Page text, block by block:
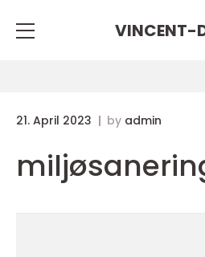
VINCENT-
21. April 2023 by admin